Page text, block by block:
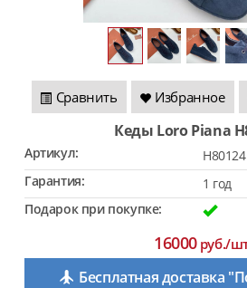
Сравнить Избранное
Кеды Loro Piana
Артикул:
Гарантия:
1 год
Подарок при покупке:
16000руб./
Бесплатная доставка